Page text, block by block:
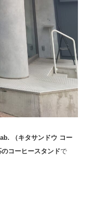
（キタサンドウ コー
コーヒースタンドで